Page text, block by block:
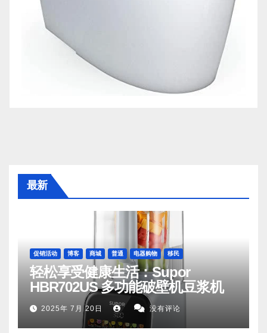
最新
促销活动 博客 商城 普通 电器购物 移民
轻松享受健康生活：Supor
HBR702US 多功能破壁机豆浆机
2025年 7月 20日 没有评论